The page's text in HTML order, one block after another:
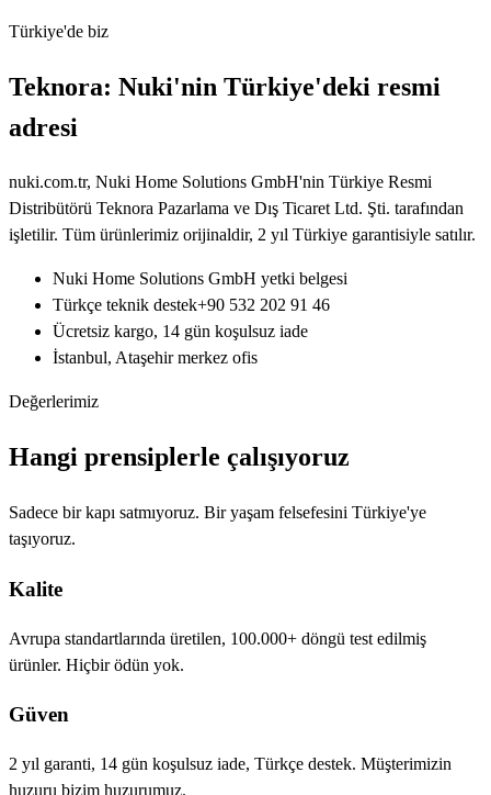
Türkiye'de biz
Teknora: Nuki'nin Türkiye'deki resmi
adresi
nuki.com.tr, Nuki Home Solutions GmbH'nin Türkiye Resmi
Distribütörü Teknora Pazarlama ve Dış Ticaret Ltd. Şti. tarafından
işletilir. Tüm ürünlerimiz orijinaldir, 2 yıl Türkiye garantisiyle satılır.
Nuki Home Solutions GmbH yetki belgesi
Türkçe teknik destek+90 532 202 91 46
Ücretsiz kargo, 14 gün koşulsuz iade
İstanbul, Ataşehir merkez ofis
Değerlerimiz
Hangi prensiplerle çalışıyoruz
Sadece bir kapı satmıyoruz. Bir yaşam felsefesini Türkiye'ye
taşıyoruz.
Kalite
Avrupa standartlarında üretilen, 100.000+ döngü test edilmiş
ürünler. Hiçbir ödün yok.
Güven
2 yıl garanti, 14 gün koşulsuz iade, Türkçe destek. Müşterimizin
huzuru bizim huzurumuz.